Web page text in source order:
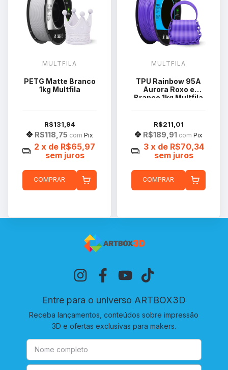
MULTFILA
PETG Matte Branco
1kg Multfila
R$131,94
R$118,75 com Pix
2 x de R$65,97
sem juros
COMPRAR
MULTFILA
TPU Rainbow 95A
Aurora Roxo e
Branco 1kg Multfila
R$211,01
R$189,91 com Pix
3 x de R$70,34
sem juros
COMPRAR
Entre para o universo ARTBOX3D
Receba lançamentos, conteúdos sobre impressão
3D e ofertas exclusivas para makers.